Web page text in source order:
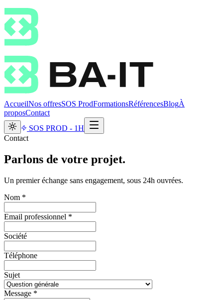
AccueilNos offresSOS ProdFormationsRéférencesBlogÀ
proposContact
SOS PROD - 1H
Contact
Parlons de votre projet.
Un premier échange sans engagement, sous 24h ouvrées.
Nom *
Email professionnel *
Société
Téléphone
Sujet
Message *